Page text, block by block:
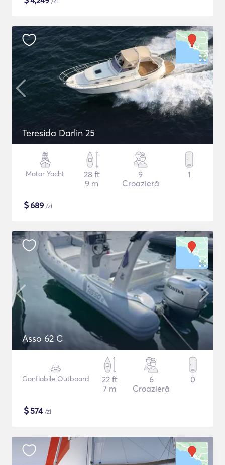
Teresida Darlin 25
Motor Yacht
28 ft
9 m
9
Croazieră
1
$689 /zi
Asso 62 C
Gonflabile Outboard
22 ft
7 m
6
Croazieră
0
$574/zi